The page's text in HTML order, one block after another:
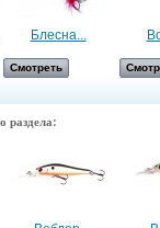
Блесна...
Смотреть
раздела: